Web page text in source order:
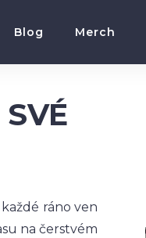
Blog Merch
ráno ven
na čerstvém